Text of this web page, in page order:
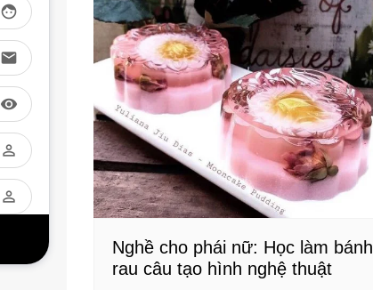
Nghề cho phái nữ: Học làm bánh
rau câu tạo hình nghệ thuật
face
email
visibility
perm_identity
perm_identity